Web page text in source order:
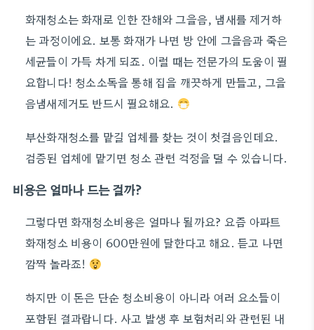
화재청소는 화재로 인한 잔해와 그을음, 냄새를 제거하
는 과정이에요. 보통 화재가 나면 방 안에 그을음과 죽은
세균들이 가득 차게 되죠. 이럴 때는 전문가의 도움이 필
요합니다! 청소소독을 통해 집을 깨끗하게 만들고, 그을
음냄새제거도 반드시 필요해요.
부산화재청소를 맡길 업체를 찾는 것이 첫걸음인데요.
검증된 업체에 맡기면 청소 관련 걱정을 덜 수 있습니다.
비용은 얼마나 드는 걸까?
그렇다면 화재청소비용은 얼마나 될까요? 요즘 아파트
화재청소 비용이 600만원에 달한다고 해요. 듣고 나면
깜짝 놀라죠!
하지만 이 돈은 단순 청소비용이 아니라 여러 요소들이
포함된 결과랍니다. 사고 발생 후 보험처리와 관련된 내